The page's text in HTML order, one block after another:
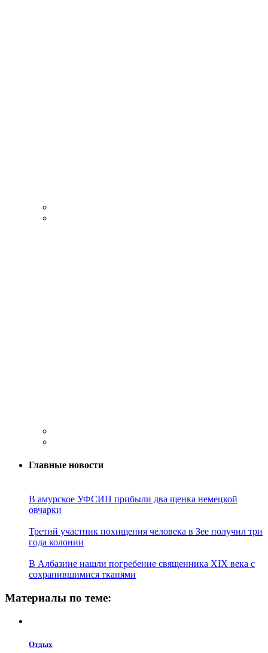
Главные новости
В амурское УФСИН прибыли два щенка немецкой
овчарки
Третий участник похищения человека в Зее получил три
года колонии
В Албазине нашли погребение священника XIX века с
сохранившимися тканями
Материалы по теме:
Отдых